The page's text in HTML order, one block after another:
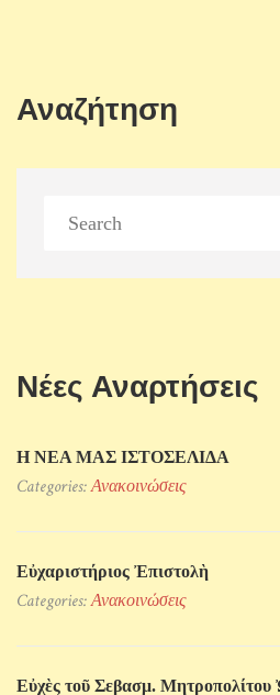
Αναζήτηση
Νέες Αναρτήσεις
Η ΝΕΑ ΜΑΣ ΙΣΤΟΣΕΛΙΔΑ
Categories:Ανακοινώσεις
Εὐχαριστήριος Ἐπιστολὴ
Categories:Ανακοινώσεις
Εὐχὲς τοῦ Σεβασμ.